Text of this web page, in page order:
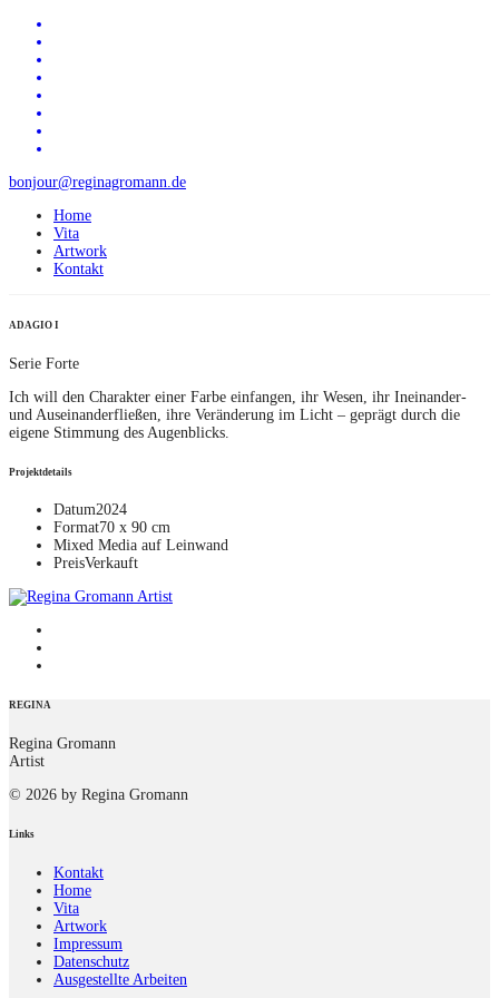
bonjour@reginagromann.de
Home
Vita
Artwork
Kontakt
ADAGIO I
Serie Forte
Ich will den Charakter einer Farbe einfangen, ihr Wesen, ihr Ineinander-
und Auseinanderfließen, ihre Veränderung im Licht – geprägt durch die
eigene Stimmung des Augenblicks.
Projektdetails
Datum2024
Format70 x 90 cm
Mixed Media auf Leinwand
PreisVerkauft
REGINA
Regina Gromann
Artist
© 2026 by Regina Gromann
Links
Kontakt
Home
Vita
Artwork
Impressum
Datenschutz
Ausgestellte Arbeiten